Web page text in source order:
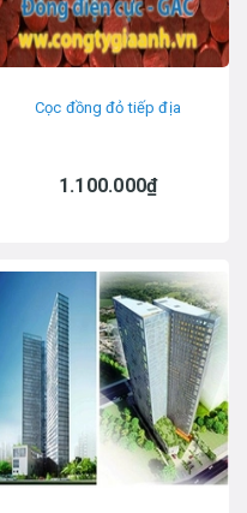
Cọc đồng đỏ tiếp địa
1.100.000₫